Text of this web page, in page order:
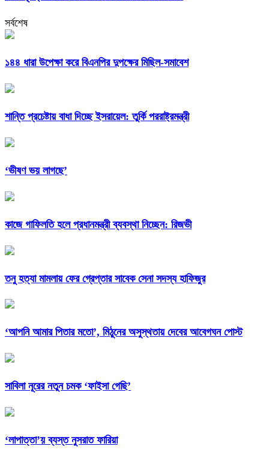
সর্বশেষ
১৪৪ ধারা উপেক্ষা করে বিএনপির দুপক্ষের মিছিল-সমাবেশ
শান্তি প্রচেষ্টায় বাধা দিচ্ছে ইসরায়েল: তুর্কি পররাষ্ট্রমন্ত্রী
‘ভীষণ ভয় লাগছে’
কাজে গাফিলতি হলে প্রধানমন্ত্রী ব্যবস্থা নিচ্ছেন: রিজভী
তনু হত্যা মামলায় ফের গ্রেপ্তার সাবেক সেনা সদস্য হাফিজুর
‘আপনি আমার পিতার মতো’, মিঠুনের অসুস্থতায় দেবের আবেগঘন পোস্ট
সাবিলা নূরের নতুন চমক ‘ফাইসা গেছি’
‘লাপাত্তা’য় ব্যস্ত নুসরাত ফারিয়া